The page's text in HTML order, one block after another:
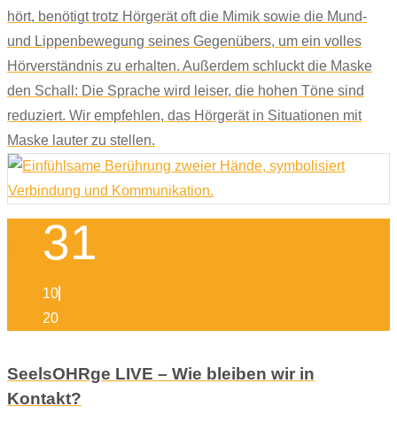
hört, benötigt trotz Hörgerät oft die Mimik sowie die Mund-
und Lippenbewegung seines Gegenübers, um ein volles
Hörverständnis zu erhalten. Außerdem schluckt die Maske
den Schall: Die Sprache wird leiser, die hohen Töne sind
reduziert. Wir empfehlen, das Hörgerät in Situationen mit
Maske lauter zu stellen.
31
10
20
SeelsOHRge LIVE – Wie bleiben wir in
Kontakt?